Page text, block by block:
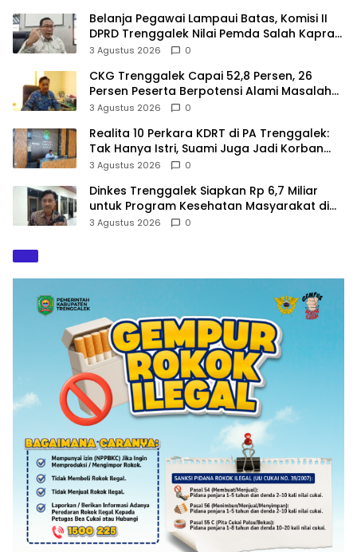
Belanja Pegawai Lampaui Batas, Komisi II
DPRD Trenggalek Nilai Pemda Salah Kaprah
dalam Perencanaan
3 Agustus 2026 0
CKG Trenggalek Capai 52,8 Persen, 26
Persen Peserta Berpotensi Alami Masalah
Kejiwaan
3 Agustus 2026 0
Realita 10 Perkara KDRT di PA Trenggalek:
Tak Hanya Istri, Suami Juga Jadi Korban
Kekerasan
3 Agustus 2026 0
Dinkes Trenggalek Siapkan Rp 6,7 Miliar
untuk Program Kesehatan Masyarakat di
2027
3 Agustus 2026 0